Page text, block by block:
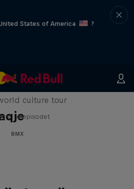
States of America
?
Shotgun
culture tour
· 4 episodet
BMX